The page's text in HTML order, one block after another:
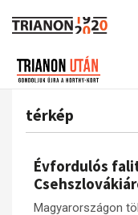
térkép
Évfordulós
Magyarországon